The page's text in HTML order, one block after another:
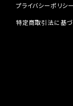
7.875×31.5
プライバシーポリシー
特定商取引法に基づ